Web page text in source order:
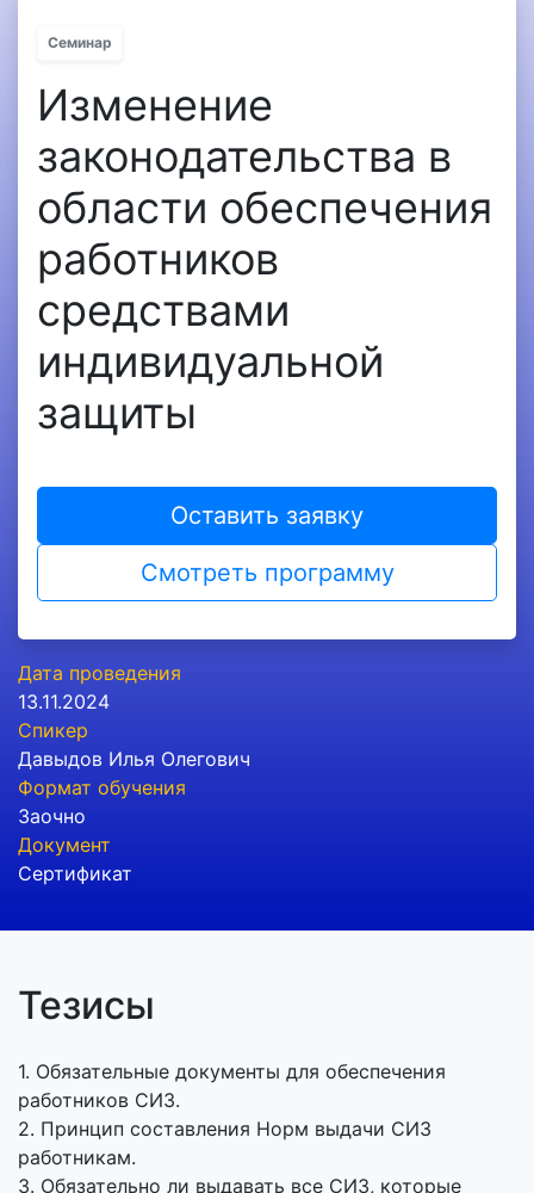
Семинар
Изменение
законодательства в
области обеспечения
работников
средствами
индивидуальной
защиты
Оставить заявку
Смотреть программу
Дата проведения
13.11.2024
Спикер
Давыдов Илья Олегович
Формат обучения
Заочно
Документ
Сертификат
Тезисы
1. Обязательные документы для обеспечения
работников СИЗ.
2. Принцип составления Норм выдачи СИЗ
работникам.
3. Обязательно ли выдавать все СИЗ, которые